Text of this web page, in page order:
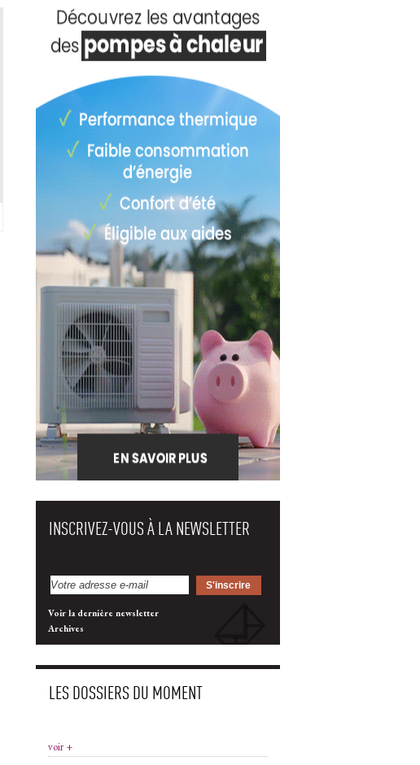
INSCRIVEZ-VOUS À LA NEWSLETTER
Voir la dernière newsletter
Archives
LES DOSSIERS DU MOMENT
voir +